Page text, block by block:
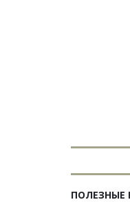
ПОЛЕЗНЫЕ